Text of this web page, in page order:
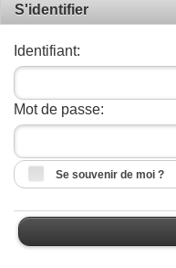
S'identifier
Identifiant:
Mot de passe:
Se souvenir de moi ?